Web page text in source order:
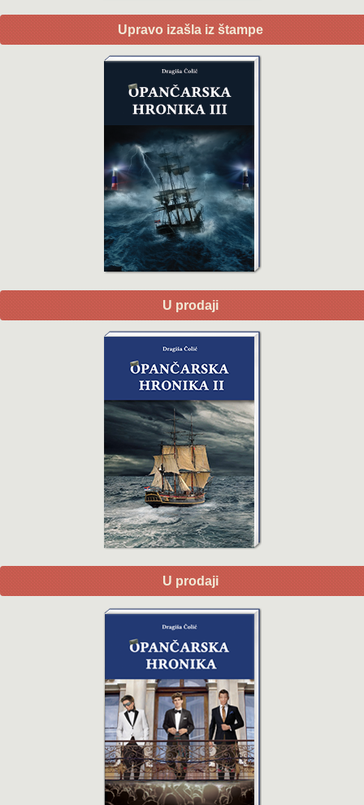
Upravo izašla iz štampe
U prodaji
U prodaji